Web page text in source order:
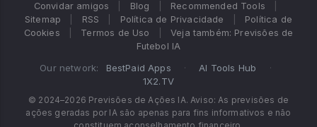
Convidar amigos Blog Recommended Tools
Sitemap
RSS Política de Privacidade
Política de
Cookies
Termos de Uso
Veja também: Previsões de
Futebol IA
Our network: BestPaid Apps · AI Tools Hub
·
1X2.TV
© 2024–2026 Previsões de Ações IA. Aviso: As previsões de
ações geradas por IA são apenas para fins informativos e não